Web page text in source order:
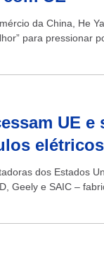
da China, He
para pressionar
UE
elétricos
dos Estados
Geely e SAIC –